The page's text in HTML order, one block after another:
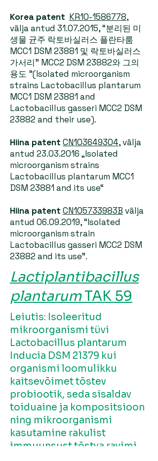
Korea patent KR10-1586778,
välja antud 31.07.2015, “분리된 미
생물 균주 락토바실러스 플란타룸
MCC1 DSM 23881 및 락토바실러스
가서리” MCC2 DSM 23882와 그의
용도 ”(Isolated microorganism
strains Lactobacillus plantarum
MCC1 DSM 23881 and
Lactobacillus gasseri MCC2 DSM
23882 and their use).
Hiina patent CN103649304, välja
antud 23.03.2016 „Isolated
microorganism strains
Lactobacillus plantarum MCC1
DSM 23881 and its use“
Hiina patent CN105733983B välja
antud 06.09.2019, “Isolated
microorganism strain
Lactobacillus gasseri MCC2 DSM
23882 and its use”.
Lactiplantibacillus
plantarumTAK 59
Leiutis: Isoleeritud
mikroorganismi tüvi
Lactobacillus plantarum
Inducia DSM 21379 kui
organismi loomulikku
kaitsevõimet tõstev
probiootik, seda sisaldav
toiduaine ja kompositsioon
ning mikroorganismi
kasutamine rakulist
immuunsust tõstva ravimi